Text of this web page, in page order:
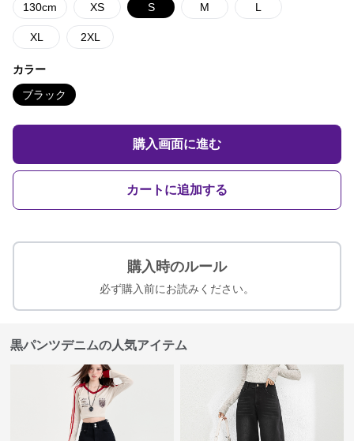
130cm XS S M L
XL 2XL
カラー
ブラック
購入画面に進む
カートに追加する
購入時のルール
必ず購入前にお読みください。
黒パンツデニムの人気アイテム